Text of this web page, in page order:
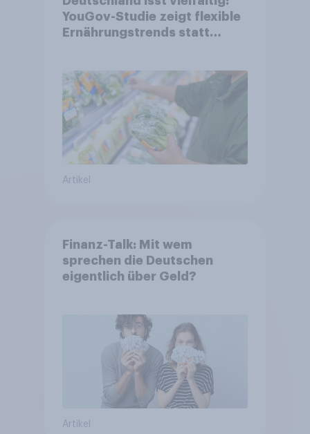
YouGov-Studie zeigt flexible
Ernährungstrends statt
Artikel
Finanz-Talk: Mit wem
sprechen die Deutschen
eigentlich über Geld?
Artikel